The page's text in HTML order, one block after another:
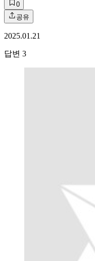
0
공유
2025.01.21
답변 3